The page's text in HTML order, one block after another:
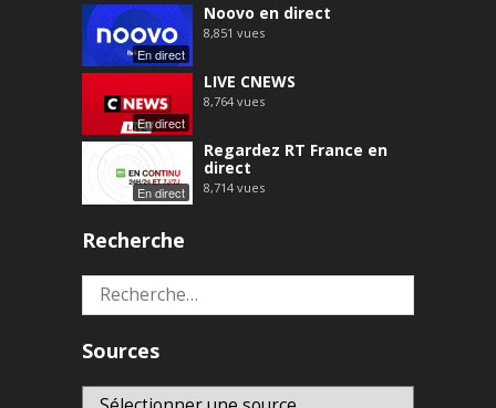
En direct
Noovo en direct
8,851 vues
En direct
LIVE CNEWS
8,764 vues
En direct
Regardez RT France en
direct
8,714 vues
Recherche
Rechercher :
Sources